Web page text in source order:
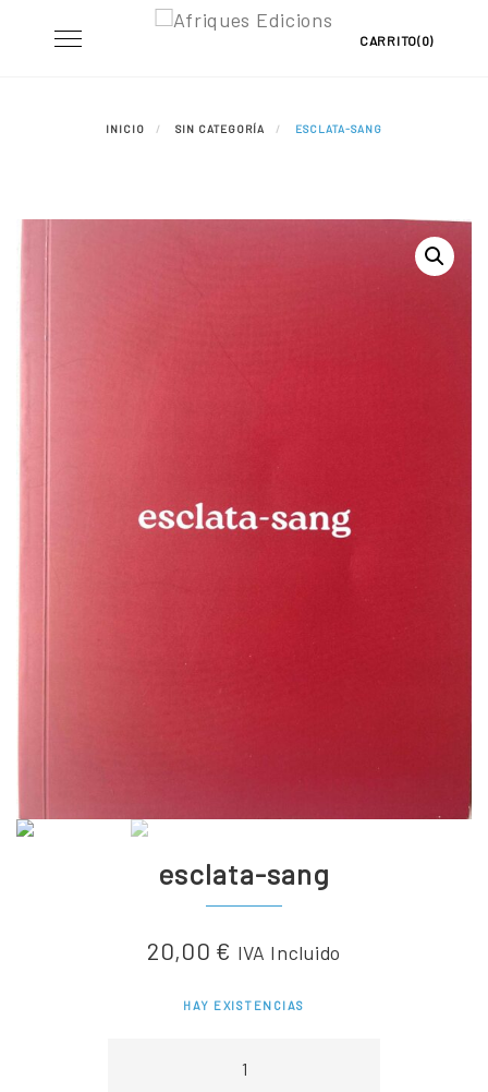
Toggle
CARRITO(0)
INICIO SIN CATEGORÍA ESCLATA-SANG
esclata-sang
20,00 € IVA Incluido
HAY EXISTENCIAS